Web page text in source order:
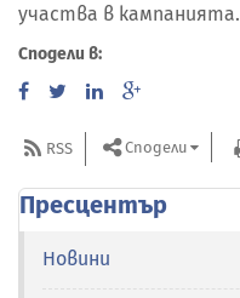
участва в кампанията.
Сподели в:
RSS Сподели
Пресцентър
Новини